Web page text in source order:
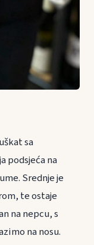
sa
podsjeća na
Srednje je
te ostaje
na nepcu, s
na nosu.